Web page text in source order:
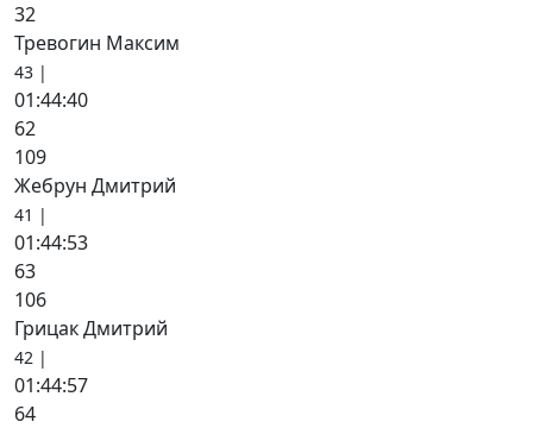
32
Тревогин Максим
43 |
01:44:40
62
109
Жебрун Дмитрий
41 |
01:44:53
63
106
Грицак Дмитрий
42 |
01:44:57
64